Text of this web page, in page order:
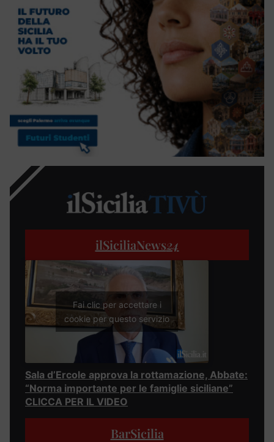
ilSiciliaNews24
Fai clic per accettare i
cookie per questo servizio
Sala d’Ercole approva la rottamazione, Abbate:
“Norma importante per le famiglie siciliane”
CLICCA PER IL VIDEO
BarSicilia